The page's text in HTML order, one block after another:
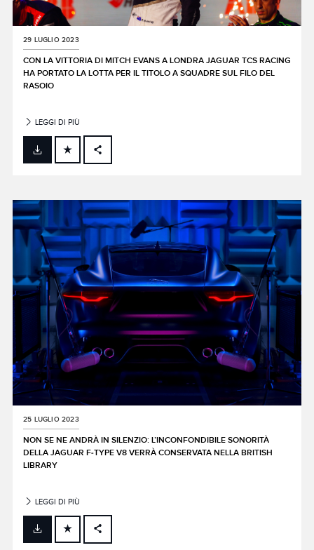
29 LUGLIO 2023
CON LA VITTORIA DI MITCH EVANS A LONDRA JAGUAR TCS RACING
HA PORTATO LA LOTTA PER IL TITOLO A SQUADRE SUL FILO DEL
RASOIO
LEGGI DI PIÙ
FACEBOOK
LINKEDIN
SHARE
25 LUGLIO 2023
NON SE NE ANDRÀ IN SILENZIO: L’INCONFONDIBILE SONORITÀ
DELLA JAGUAR F‑TYPE V8 VERRÀ CONSERVATA NELLA BRITISH
LIBRARY
LEGGI DI PIÙ
FACEBOOK